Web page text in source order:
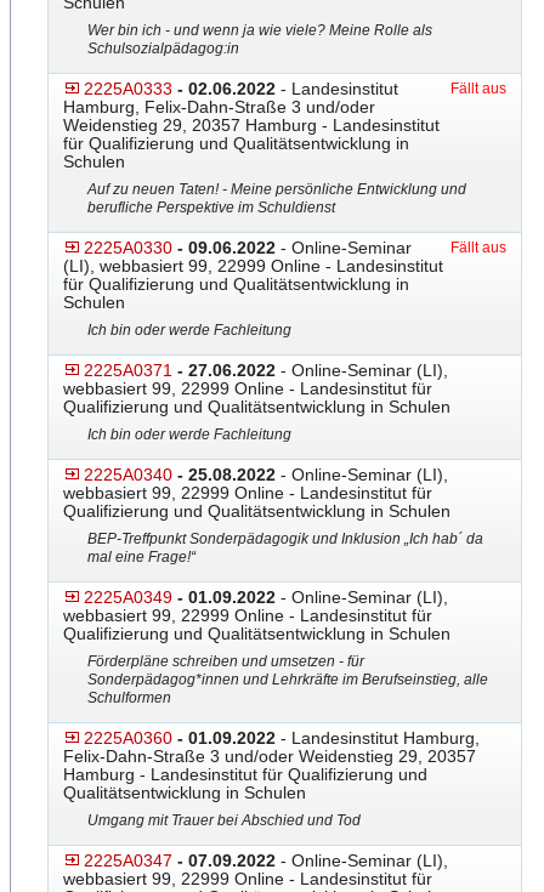
Wer bin ich - und wenn ja wie viele? Meine Rolle als
Schulsozialpädagog:in
2225A0333 - 02.06.2022 - Landesinstitut
Hamburg, Felix-Dahn-Straße 3 und/oder
Weidenstieg 29, 20357 Hamburg - Landesinstitut
für Qualifizierung und Qualitätsentwicklung in
Schulen
Fällt aus
Auf zu neuen Taten! - Meine persönliche Entwicklung und
berufliche Perspektive im Schuldienst
2225A0330 - 09.06.2022 - Online-Seminar
(LI), webbasiert 99, 22999 Online - Landesinstitut
für Qualifizierung und Qualitätsentwicklung in
Schulen
Fällt aus
Ich bin oder werde Fachleitung
2225A0371 - 27.06.2022 - Online-Seminar (LI),
webbasiert 99, 22999 Online - Landesinstitut für
Qualifizierung und Qualitätsentwicklung in Schulen
Ich bin oder werde Fachleitung
2225A0340 - 25.08.2022 - Online-Seminar (LI),
webbasiert 99, 22999 Online - Landesinstitut für
Qualifizierung und Qualitätsentwicklung in Schulen
BEP-Treffpunkt Sonderpädagogik und Inklusion „Ich hab´ da
mal eine Frage!“
2225A0349 - 01.09.2022 - Online-Seminar (LI),
webbasiert 99, 22999 Online - Landesinstitut für
Qualifizierung und Qualitätsentwicklung in Schulen
Förderpläne schreiben und umsetzen - für
Sonderpädagog*innen und Lehrkräfte im Berufseinstieg, alle
Schulformen
2225A0360 - 01.09.2022 - Landesinstitut Hamburg,
Felix-Dahn-Straße 3 und/oder Weidenstieg 29, 20357
Hamburg - Landesinstitut für Qualifizierung und
Qualitätsentwicklung in Schulen
Umgang mit Trauer bei Abschied und Tod
2225A0347 - 07.09.2022 - Online-Seminar (LI),
webbasiert 99, 22999 Online - Landesinstitut für